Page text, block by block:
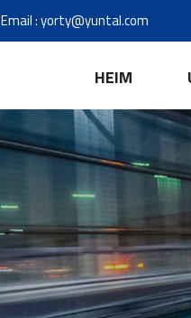
Email :yorty@yuntal.com
HEIM